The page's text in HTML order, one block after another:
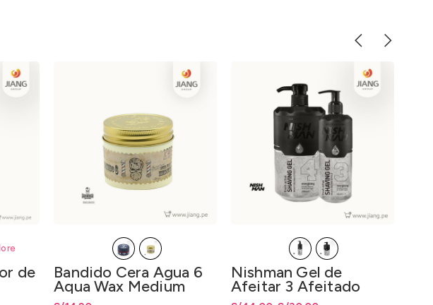
de Bandido Cera Agua 6
Aqua Wax Medium
125ml
Nishman Gel de
Afeitar 3 Afeitado
Fácil 400ml 4